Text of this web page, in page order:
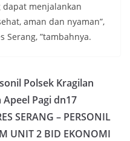
dapat menjalankan
aman dan nyaman”,
Serang, ”tambahnya.
Polsek Kragilan
Pagi dn17
SERANG – PERSONIL
UNIT 2 BID EKONOMI